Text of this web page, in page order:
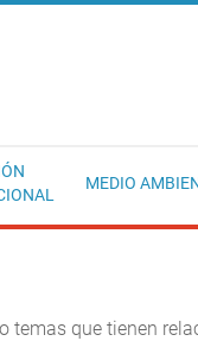
MEDIO
temas que tienen